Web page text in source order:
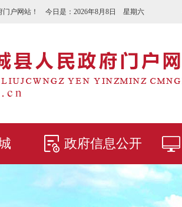
门户网站！ 今日是： 2026年8月8日 星期六
政府信息公开